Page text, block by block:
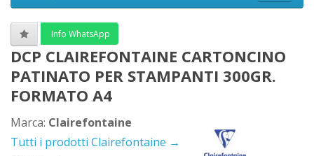
Info WhatsApp
DCP CLAIREFONTAINE CARTONCINO
PATINATO PER STAMPANTI 300GR.
FORMATO A4
Marca: Clairefontaine
Tutti i prodotti Clairefontaine →